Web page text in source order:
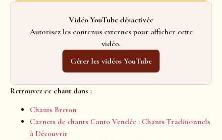
Vidéo YouTube désactivée
Autorisez les contenus externes pour afficher cette
vidéo.
Gérer les vidéos YouTube
Retrouvez ce chant dans :
Chants Breton
Carnets de chants Canto Vendée : Chants Traditionnels
à Découvrir